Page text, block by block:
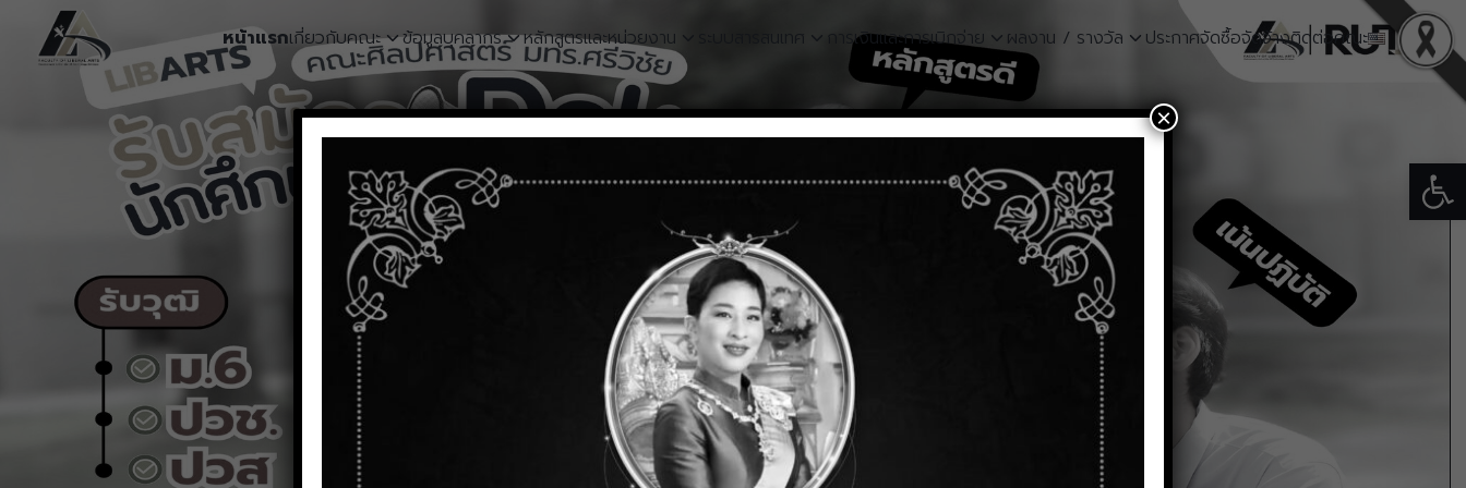
content
หน้าแรกเกี่ยวกับคณะ ข้อมูลบุคลากร หลักสูตรและหน่วยงาน การเงินและการเบิกจ่าย ผลงาน / รางวัล ประกาศจัดซื้อจัดจ้างติดต่อคณะ
Search
for:
×